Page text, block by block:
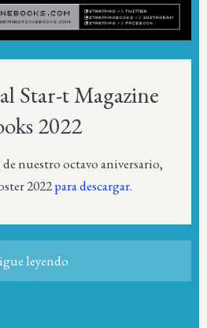
Star-t Magazine
2022
nuestro octavo aniversario,
2022para descargar.
leyendo